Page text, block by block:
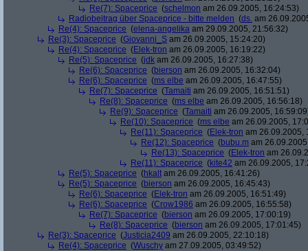
Re(7): Spaceprice (schelmon am 26.09.2005, 16:24:53)
Radiobeitrag über Spaceprice - bitte melden (ds. am
Re(4): Spaceprice (elena-angelika am 29.09.2005, 21:56:32)
Re(3): Spaceprice (Giovanni_S am 26.09.2005, 15:24:20)
Re(4): Spaceprice (Elek-tron am 26.09.2005, 16:19:22)
Re(5): Spaceprice (jdk am 26.09.2005, 16:27:38)
Re(6): Spaceprice (bierson am 26.09.2005, 16:32:04)
Re(6): Spaceprice (ms elbe am 26.09.2005, 16:47:55)
Re(7): Spaceprice (Tamaiti am 26.09.2005, 16:51:51)
Re(8): Spaceprice (ms elbe am 26.09.2005, 16:56:18)
Re(9): Spaceprice (Tamaiti am 26.09.2005,
Re(10): Spaceprice (ms elbe am 26.09.2005,
Re(11): Spaceprice (Elek-tron am 26.09.2005,
Re(12): Spaceprice (bubu.m am
Re(13): Spaceprice (Elek-tron am
Re(11): Spaceprice (kite42 am 26.09.2005,
Re(5): Spaceprice (hkalt am 26.09.2005, 16:41:26)
Re(5): Spaceprice (bierson am 26.09.2005, 16:45:43)
Re(6): Spaceprice (Elek-tron am 26.09.2005, 16:51:49)
Re(6): Spaceprice (Crow1986 am 26.09.2005, 16:55:58)
Re(7): Spaceprice (bierson am 26.09.2005, 17:00:19)
Re(8): Spaceprice (bierson am 26.09.2005, 17:01:45)
Re(3): Spaceprice (Justicia2409 am 26.09.2005, 22:10:18)
Re(4): Spaceprice (Wuschy am 27.09.2005, 03:49:52)